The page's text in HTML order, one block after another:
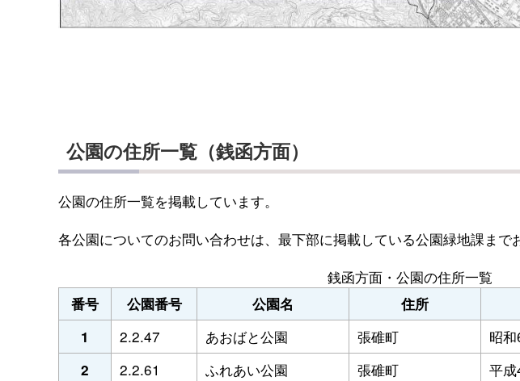
公園の住所一覧（銭函方面）
公園の住所一覧を掲載しています。
各公園についてのお問い合わせは、最下部に掲載している公園緑地課まで
銭函方面・公園の住所一覧
番号 公園番号 公園名 住所
1
2.2.47 あおばと公園 張碓町 昭
2 2.2.61 ふれあい公園 張碓町 平